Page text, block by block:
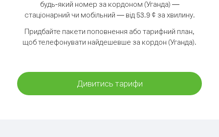
будь-який номер за кордоном (Уганда) —
стаціонарний чи мобільний — від 53.9 ¢ за хвилину.
Придбайте пакети поповнення або тарифний план,
щоб телефонувати найдешевше за кордон (Уганда).
Дивитись тарифи